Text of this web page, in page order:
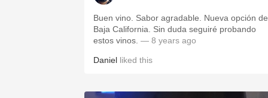
Buen vino. Sabor agradable. Nueva opción de
Baja California. Sin duda seguiré probando
estos vinos. — 8 years ago
Daniel liked this